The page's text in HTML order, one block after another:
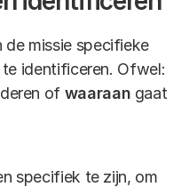
de missie specifieke
identificeren. Ofwel:
of waaraan gaat
specifiek te zijn, om